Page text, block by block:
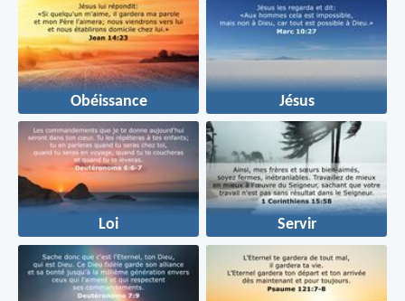
Obéissance Jésus
Loi Servir